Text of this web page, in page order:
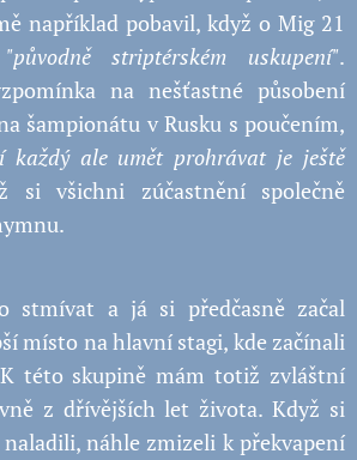
například pobavil, když o Mig 21
"původně striptérském uskupení".
na nešťastné působení
šampionátu v Rusku s poučením,
každý ale umět prohrávat je ještě
si všichni zúčastnění společně
stmívat a já si předčasně začal
místo na hlavní stagi, kde začínali
této skupině mám totiž zvláštní
z dřívějších let života. Když si
náhle zmizeli k překvapení